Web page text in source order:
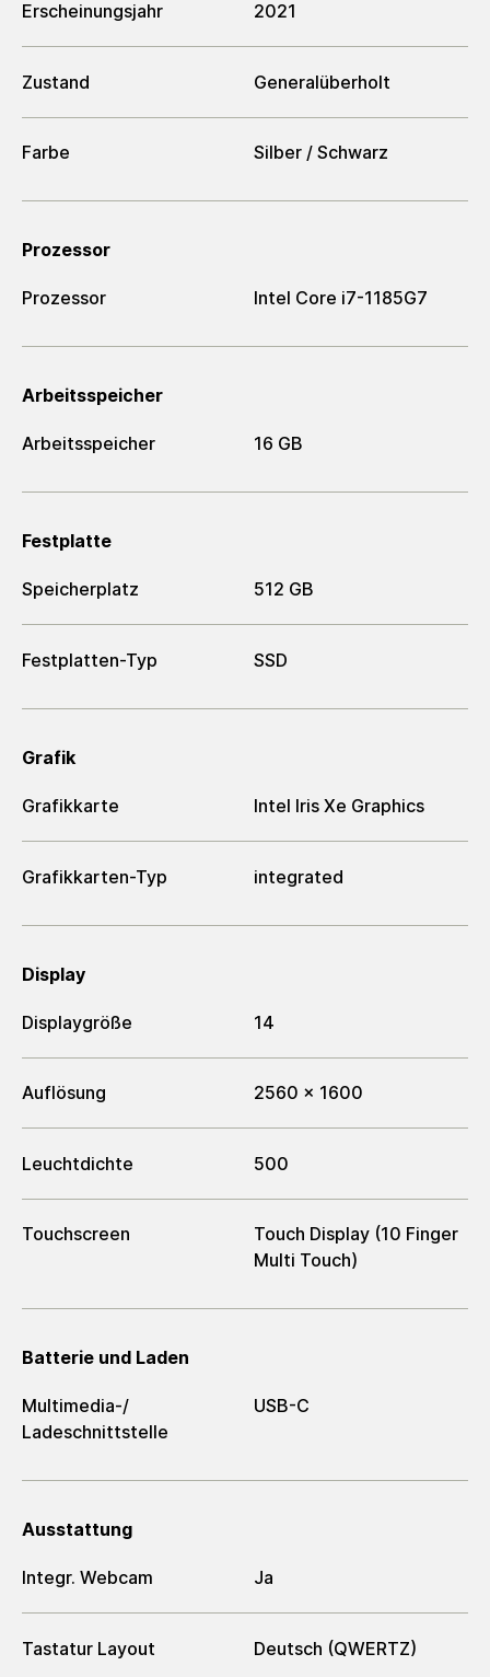
Erscheinungsjahr 2021
Zustand Generalüberholt
Farbe Silber / Schwarz
Prozessor
Prozessor Intel Core i7-1185G7
Arbeitsspeicher
Arbeitsspeicher 16 GB
Festplatte
Speicherplatz 512 GB
Festplatten-Typ SSD
Grafik
Grafikkarte Intel Iris Xe Graphics
Grafikkarten-Typ integrated
Display
Displaygröße 14
Auflösung 2560 x 1600
Leuchtdichte 500
Touchscreen
Touch Display (10 Finger
Multi Touch)
Batterie und Laden
Multimedia-/​
Ladeschnittstelle
USB-C
Ausstattung
Integr. Webcam Ja
Tastatur Layout Deutsch (QWERTZ)